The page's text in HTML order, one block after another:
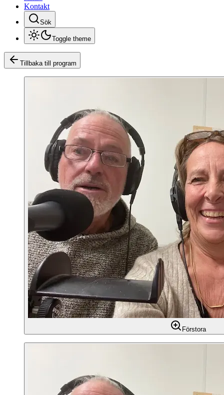
Kontakt
Sök
Toggle theme
Tillbaka till program
Förstora